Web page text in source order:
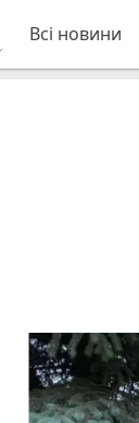
Всі новини